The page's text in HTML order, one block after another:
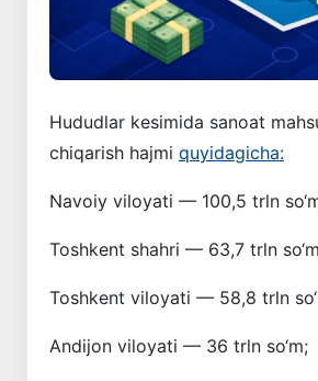
Hududlar kesimida sanoat
chiqarish hajmi quyidagicha:
Navoiy viloyati — 100,5 trln
Toshkent shahri — 63,7 trln
Toshkent viloyati — 58,8 trln
Andijon viloyati — 36 trln so‘m;